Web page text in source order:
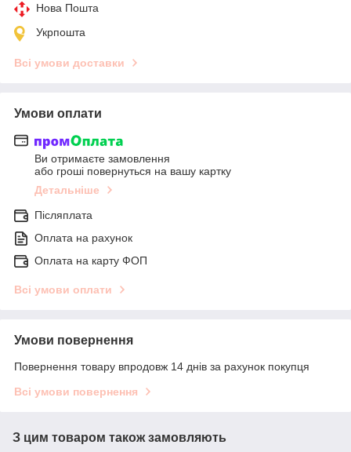
Нова Пошта
Укрпошта
Всі умови доставки
Умови оплати
Ви отримаєте замовлення
або гроші повернуться на вашу картку
Детальніше
Післяплата
Оплата на рахунок
Оплата на карту ФОП
Всі умови оплати
Умови повернення
Повернення товару впродовж 14 днів за рахунок покупця
Всі умови повернення
З цим товаром також замовляють